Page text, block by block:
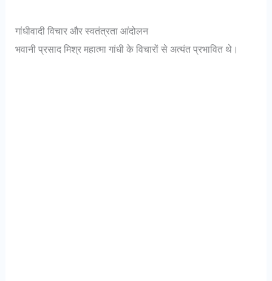
गांधीवादी विचार और स्वतंत्रता आंदोलन
भवानी प्रसाद मिश्र महात्मा गांधी के विचारों से अत्यंत प्रभावित थे।